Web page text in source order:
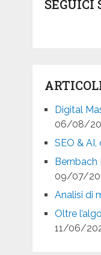
SEGUICI
Digital
06/08/
SEO & AI,
09/07/
Analisi di
Oltre
11/06/